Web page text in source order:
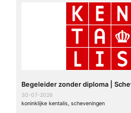
Begeleider zonder diploma |
30-07-2026
koninklijke kentalis, scheveningen